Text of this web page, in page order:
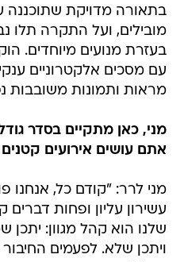
בתאורה מדויקת שתוכננה
מובילים, ועל התקרה תלו
בעזרת מנועים מיוחדים.
עם מסכים אלקטרוניים
מראות ותמונות משובבות
מני, כאן מתקיים בסדר
אתם עושים אירועים קטנים
מני לרר: "קודם כל, אנחנו
עשירון עליון ופחות
שלנו הוא קהל מגוון: יתכן
ויתכן שלא. לפעמים